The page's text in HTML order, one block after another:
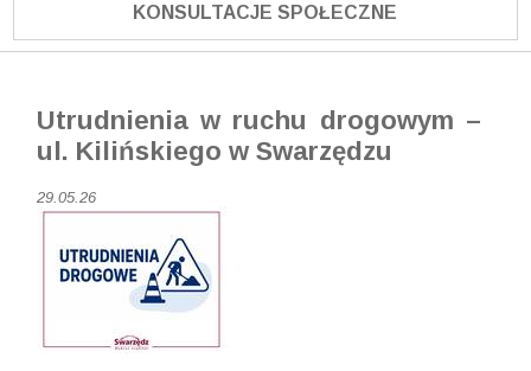
KONSULTACJE SPOŁECZNE
Utrudnienia w ruchu drogowym –
ul. Kilińskiego w Swarzędzu
29.05.26